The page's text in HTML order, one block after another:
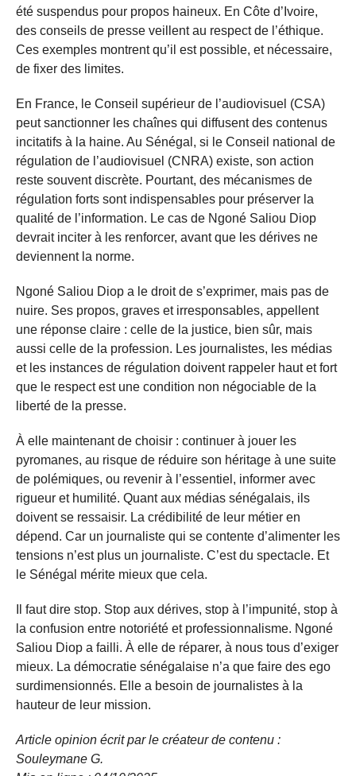
été suspendus pour propos haineux. En Côte d’Ivoire,
des conseils de presse veillent au respect de l’éthique.
Ces exemples montrent qu’il est possible, et nécessaire,
de fixer des limites.
En France, le Conseil supérieur de l’audiovisuel (CSA)
peut sanctionner les chaînes qui diffusent des contenus
incitatifs à la haine. Au Sénégal, si le Conseil national de
régulation de l’audiovisuel (CNRA) existe, son action
reste souvent discrète. Pourtant, des mécanismes de
régulation forts sont indispensables pour préserver la
qualité de l’information. Le cas de Ngoné Saliou Diop
devrait inciter à les renforcer, avant que les dérives ne
deviennent la norme.
Ngoné Saliou Diop a le droit de s’exprimer, mais pas de
nuire. Ses propos, graves et irresponsables, appellent
une réponse claire : celle de la justice, bien sûr, mais
aussi celle de la profession. Les journalistes, les médias
et les instances de régulation doivent rappeler haut et fort
que le respect est une condition non négociable de la
liberté de la presse.
À elle maintenant de choisir : continuer à jouer les
pyromanes, au risque de réduire son héritage à une suite
de polémiques, ou revenir à l’essentiel, informer avec
rigueur et humilité. Quant aux médias sénégalais, ils
doivent se ressaisir. La crédibilité de leur métier en
dépend. Car un journaliste qui se contente d’alimenter les
tensions n’est plus un journaliste. C’est du spectacle. Et
le Sénégal mérite mieux que cela.
Il faut dire stop. Stop aux dérives, stop à l’impunité, stop à
la confusion entre notoriété et professionnalisme. Ngoné
Saliou Diop a failli. À elle de réparer, à nous tous d’exiger
mieux. La démocratie sénégalaise n’a que faire des ego
surdimensionnés. Elle a besoin de journalistes à la
hauteur de leur mission.
Article opinion écrit par le créateur de contenu :
Souleymane G.